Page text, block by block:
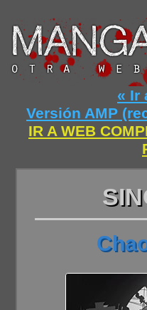
« Ir
Versión AMP
IR A WEB